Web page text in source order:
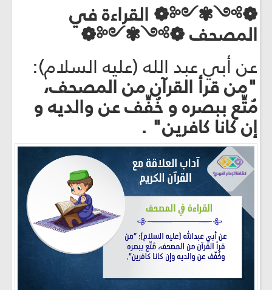
❁༻✾༺❁ القراءة في
المصحف❁༻✾༺❁
عن أبي عبد الله (عليه السلام):
"من قرأ القرآن من المصحف،
مُتِّع ببصره و خُفِّف عن والديه و
إن كانا كافرين" .